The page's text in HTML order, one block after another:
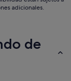
adicionales.
de